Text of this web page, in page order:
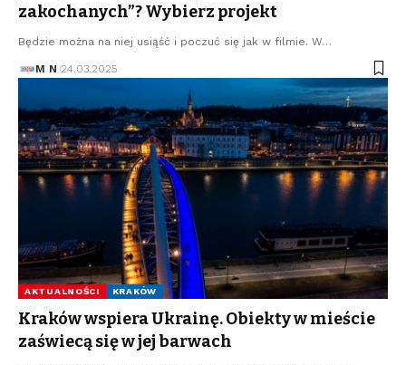
zakochanych”? Wybierz projekt
Będzie można na niej usiąść i poczuć się jak w filmie. W…
M N 24.03.2025
AKTUALNOŚCI KRAKÓW
Kraków wspiera Ukrainę. Obiekty w mieście
zaświecą się w jej barwach